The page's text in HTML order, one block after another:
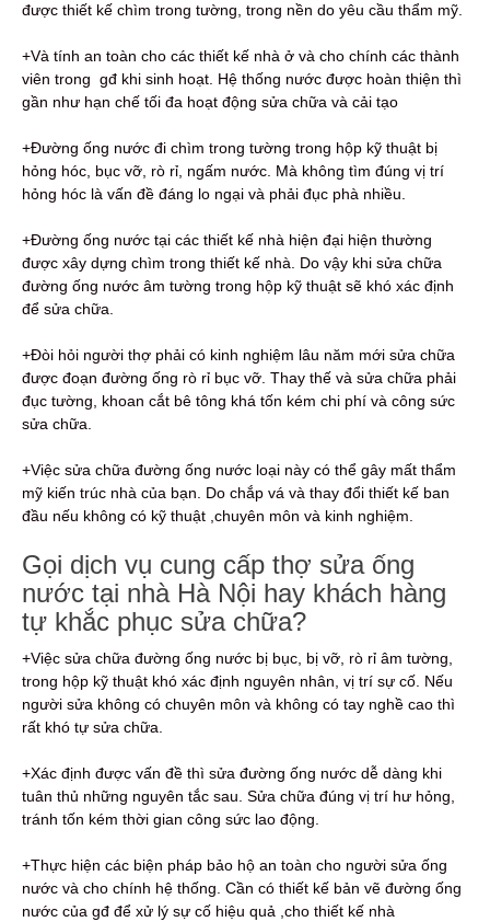
được thiết kế chìm trong tường, trong nền do yêu cầu thẩm mỹ.
+Và tính an toàn cho các thiết kế nhà ở và cho chính các thành
viên trong gđ khi sinh hoạt. Hệ thống nước được hoàn thiện thì
gần như hạn chế tối đa hoạt động sửa chữa và cải tạo
+Đường ống nước đi chìm trong tường trong hộp kỹ thuật bị
hỏng hóc, bục vỡ, rò rỉ, ngấm nước. Mà không tìm đúng vị trí
hỏng hóc là vấn đề đáng lo ngại và phải đục phà nhiều.
+Đường ống nước tại các thiết kế nhà hiện đại hiện thường
được xây dựng chìm trong thiết kế nhà. Do vậy khi sửa chữa
đường ống nước âm tường trong hộp kỹ thuật sẽ khó xác định
để sửa chữa.
+Đòi hỏi người thợ phải có kinh nghiệm lâu năm mới sửa chữa
được đoạn đường ống rò rỉ bục vỡ. Thay thế và sửa chữa phải
đục tường, khoan cắt bê tông khá tốn kém chi phí và công sức
sửa chữa.
+Việc sửa chữa đường ống nước loại này có thể gây mất thẩm
mỹ kiến trúc nhà của bạn. Do chắp vá và thay đổi thiết kế ban
đầu nếu không có kỹ thuật ,chuyên môn và kinh nghiệm.
Gọi dịch vụ cung cấp thợ sửa ống
nước tại nhà Hà Nội hay khách hàng
tự khắc phục sửa chữa?
+Việc sửa chữa đường ống nước bị bục, bị vỡ, rò rỉ âm tường,
trong hộp kỹ thuật khó xác định nguyên nhân, vị trí sự cố. Nếu
người sửa không có chuyên môn và không có tay nghề cao thì
rất khó tự sửa chữa.
+Xác định được vấn đề thì sửa đường ống nước dễ dàng khi
tuân thủ những nguyên tắc sau. Sửa chữa đúng vị trí hư hỏng,
tránh tốn kém thời gian công sức lao động.
+Thực hiện các biện pháp bảo hộ an toàn cho người sửa ống
nước và cho chính hệ thống. Cần có thiết kế bản vẽ đường ống
nước của gđ để xử lý sự cố hiệu quả ,cho thiết kế nhà